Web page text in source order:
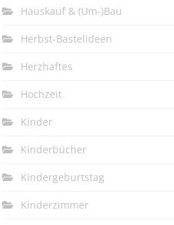
Hauskauf & (Um-)Bau
Herbst-Bastelideen
Herzhaftes
Hochzeit
Kinder
Kinderbücher
Kindergeburtstag
Kinderzimmer